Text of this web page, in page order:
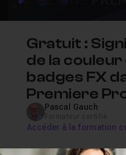
PlayForwardForward
Gratuit :
de la couleur
badges FX
Premiere
Pascal Gauch
Accéder à la formation